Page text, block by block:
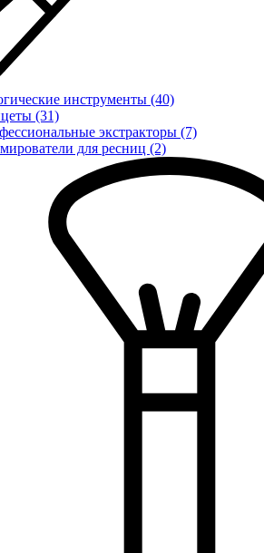
инструменты (40)
(31)
экстракторы (7)
для ресниц (2)